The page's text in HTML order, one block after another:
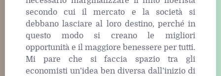
secondo cui il mercato e la società si
debbano lasciare al loro destino, perché in
questo modo si creano le migliori
opportunità e il maggiore benessere per tutti.
Mi pare che si faccia spazio tra gli
economisti un’idea ben diversa dall’inizio di